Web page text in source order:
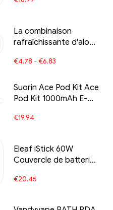
400mah e-cigarettes
La combinaison
rafraîchissante d'aloe
KING Digital 15000 E-
PUFFS
€4.78 -€6.83
Suorin Ace Pod Kit Ace
Pod Kit 1000mAh E-
mesure
€19.94
Eleaf iStick 60W
Couvercle de batterie
丨Personnalisé
€20.45